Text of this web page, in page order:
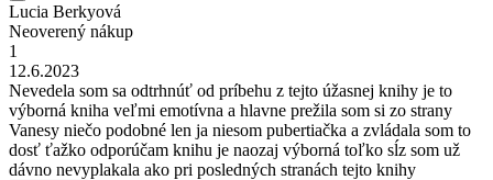
Lucia Berkyová
Neoverený nákup
1
12.6.2023
Nevedela som sa odtrhnúť od príbehu z tejto úžasnej knihy je to
výborná kniha veľmi emotívna a hlavne prežila som si zo strany
Vanesy niečo podobné len ja niesom pubertiačka a zvládala som to
dosť ťažko odporúčam knihu je naozaj výborná toľko sĺz som už
dávno nevyplakala ako pri posledných stranách tejto knihy